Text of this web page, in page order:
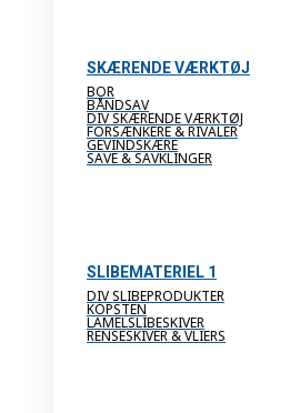
SKÆRENDE VÆRKTØJ
BOR
BÅNDSAV
DIV SKÆRENDE VÆRKTØJ
FORSÆNKERE & RIVALER
GEVINDSKÆRE
SAVE & SAVKLINGER
SLIBEMATERIEL 1
DIV SLIBEPRODUKTER
KOPSTEN
LAMELSLIBESKIVER
RENSESKIVER & VLIERS